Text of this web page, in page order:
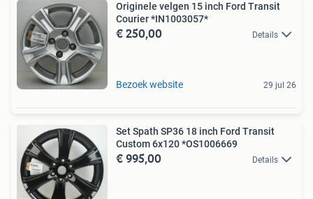
Originele velgen 15 inch Ford Transit
Courier *IN1003057*
€ 250,00 Details
Bezoek website 29 jul 26
Set Spath SP36 18 inch Ford Transit
Custom 6x120 *OS1006669
€ 995,00 Details